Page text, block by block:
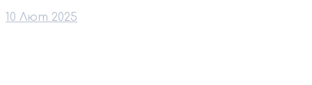
10 Лют 2025